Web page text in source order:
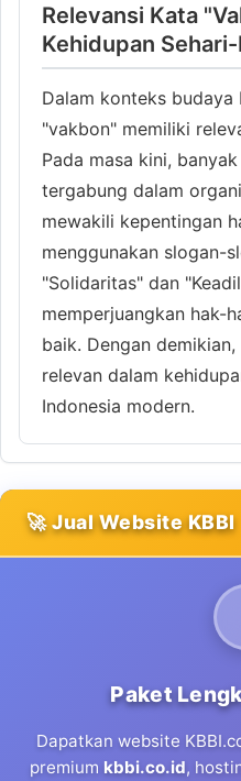
Relevansi Kata
Kehidupan
Dalam konteks budaya
"vakbon" memiliki
Pada masa kini,
tergabung dalam
mewakili kepentingan
menggunakan slogan-
"Solidaritas" dan
memperjuangkan hak-
baik. Dengan
relevan dalam
Indonesia modern.
🚀 Jual Website KBBI
Paket
Dapatkan website
premium kbbi.co.id,